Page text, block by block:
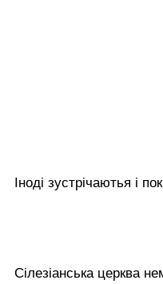
Іноді зустрічаютья і
Сілезіанська церква